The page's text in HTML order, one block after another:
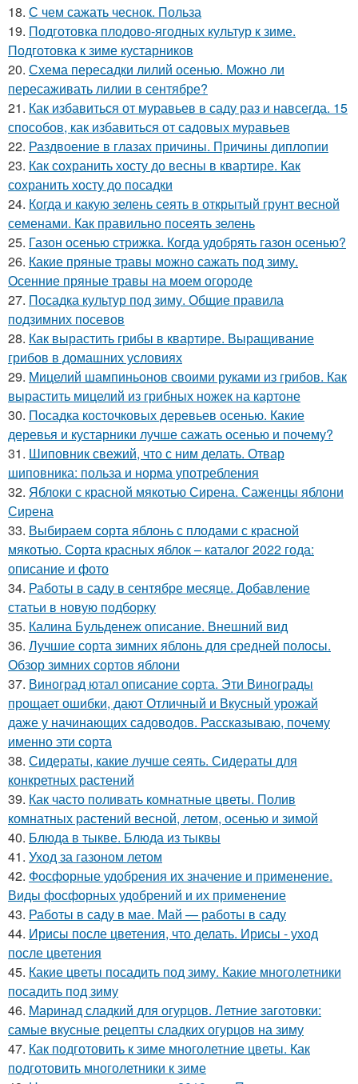
18. С чем сажать чеснок. Польза
19. Подготовка плодово-ягодных культур к зиме.
Подготовка к зиме кустарников
20. Схема пересадки лилий осенью. Можно ли
пересаживать лилии в сентябре?
21. Как избавиться от муравьев в саду раз и навсегда. 15
способов, как избавиться от садовых муравьев
22. Раздвоение в глазах причины. Причины диплопии
23. Как сохранить хосту до весны в квартире. Как
сохранить хосту до посадки
24. Когда и какую зелень сеять в открытый грунт весной
семенами. Как правильно посеять зелень
25. Газон осенью стрижка. Когда удобрять газон осенью?
26. Какие пряные травы можно сажать под зиму.
Осенние пряные травы на моем огороде
27. Посадка культур под зиму. Общие правила
подзимних посевов
28. Как вырастить грибы в квартире. Выращивание
грибов в домашних условиях
29. Мицелий шампиньонов своими руками из грибов. Как
вырастить мицелий из грибных ножек на картоне
30. Посадка косточковых деревьев осенью. Какие
деревья и кустарники лучше сажать осенью и почему?
31. Шиповник свежий, что с ним делать. Отвар
шиповника: польза и норма употребления
32. Яблоки с красной мякотью Сирена. Саженцы яблони
Сирена
33. Выбираем сорта яблонь с плодами с красной
мякотью. Сорта красных яблок – каталог 2022 года:
описание и фото
34. Работы в саду в сентябре месяце. Добавление
статьи в новую подборку
35. Калина Бульденеж описание. Внешний вид
36. Лучшие сорта зимних яблонь для средней полосы.
Обзор зимних сортов яблони
37. Виноград ютал описание сорта. Эти Винограды
прощает ошибки, дают Отличный и Вкусный урожай
даже у начинающих садоводов. Рассказываю, почему
именно эти сорта
38. Сидераты, какие лучше сеять. Сидераты для
конкретных растений
39. Как часто поливать комнатные цветы. Полив
комнатных растений весной, летом, осенью и зимой
40. Блюда в тыкве. Блюда из тыквы
41. Уход за газоном летом
42. Фосфорные удобрения их значение и применение.
Виды фосфорных удобрений и их применение
43. Работы в саду в мае. Май — работы в саду
44. Ирисы после цветения, что делать. Ирисы - уход
после цветения
45. Какие цветы посадить под зиму. Какие многолетники
посадить под зиму
46. Маринад сладкий для огурцов. Летние заготовки:
самые вкусные рецепты сладких огурцов на зиму
47. Как подготовить к зиме многолетние цветы. Как
подготовить многолетники к зиме